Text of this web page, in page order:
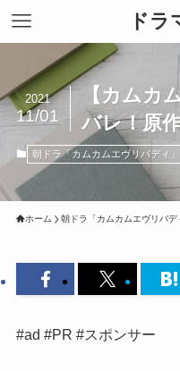
ドラ
【カムカ
バレ！原
2021
11/01
朝ドラ「カムカムエヴリバディ」
ホーム 朝ドラ「カムカムエヴリバデ
#ad #PR #スポンサー